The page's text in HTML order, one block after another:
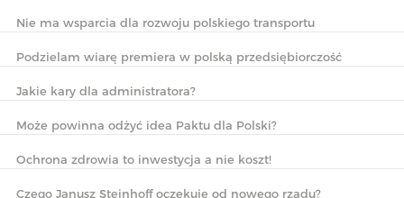
Nie ma wsparcia dla rozwoju polskiego transportu
Podzielam wiarę premiera w polską przedsiębiorczość
Jakie kary dla administratora?
Może powinna odżyć idea Paktu dla Polski?
Ochrona zdrowia to inwestycja a nie koszt!
Czego Janusz Steinhoff oczekuje od nowego rządu?